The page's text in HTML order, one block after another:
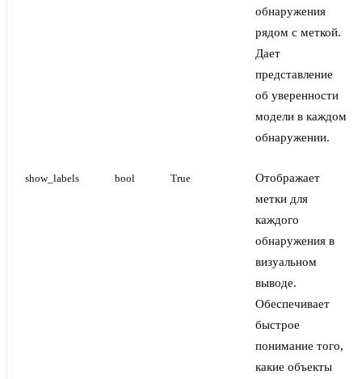
обнаружения
рядом с меткой.
Дает
представление
об уверенности
модели в каждом
обнаружении.
show_labels bool True
Отображает
метки для
каждого
обнаружения в
визуальном
выводе.
Обеспечивает
быстрое
понимание того,
какие объекты